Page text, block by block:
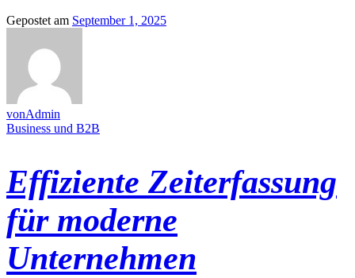
Gepostet am September 1, 2025
vonAdmin
Business und B2B
Effiziente Zeiterfassung
für moderne
Unternehmen